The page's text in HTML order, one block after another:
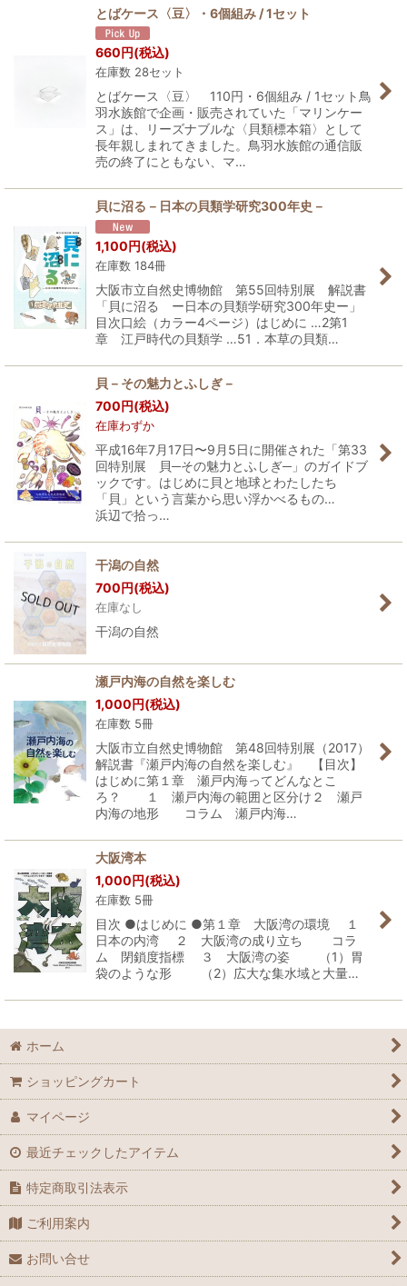
とばケース〈豆〉・6個組み / 1セット
660円(税込)
在庫数 28セット
とばケース〈豆〉 110円・6個組み / 1セット鳥
羽水族館で企画・販売されていた「マリンケー
ス」は、リーズナブルな〈貝類標本箱〉として
長年親しまれてきました。鳥羽水族館の通信販
売の終了にともない、マ…
貝に沼る－日本の貝類学研究300年史－
1,100円(税込)
在庫数 184冊
大阪市立自然史博物館 第55回特別展 解説書
「貝に沼る ー日本の貝類学研究300年史ー」
目次口絵（カラー4ページ）はじめに …2第1
章 江戸時代の貝類学 …51．本草の貝類…
貝－その魅力とふしぎ－
700円(税込)
在庫わずか
平成16年7月17日〜9月5日に開催された「第33
回特別展 貝─その魅力とふしぎ─」のガイドブ
ックです。はじめに貝と地球とわたしたち
「貝」という言葉から思い浮かべるもの…
浜辺で拾っ…
干潟の自然
700円(税込)
在庫なし
干潟の自然
瀬戸内海の自然を楽しむ
1,000円(税込)
在庫数 5冊
大阪市立自然史博物館 第48回特別展（2017）
解説書『瀬戸内海の自然を楽しむ』 【目次】
はじめに第１章 瀬戸内海ってどんなとこ
ろ？ １ 瀬戸内海の範囲と区分け２ 瀬戸
内海の地形 コラム 瀬戸内海…
大阪湾本
1,000円(税込)
在庫数 5冊
目次 ●はじめに ●第１章 大阪湾の環境 １
日本の内湾 ２ 大阪湾の成り立ち コラ
ム 閉鎖度指標 ３ 大阪湾の姿 （1）胃
袋のような形 （2）広大な集水域と大量…
ホーム
ショッピングカート
マイページ
最近チェックしたアイテム
特定商取引法表示
ご利用案内
お問い合せ